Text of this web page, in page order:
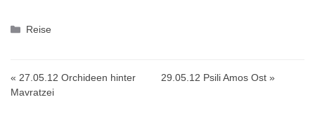
Kategorien
Reise
« 27.05.12 Orchideen hinter
Mavratzei
29.05.12 Psili Amos Ost »